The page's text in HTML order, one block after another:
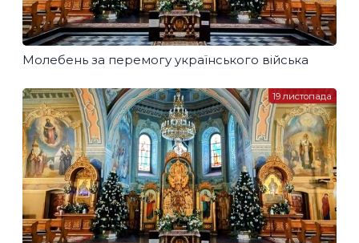
Молебень за перемогу українського війська
19 листопада